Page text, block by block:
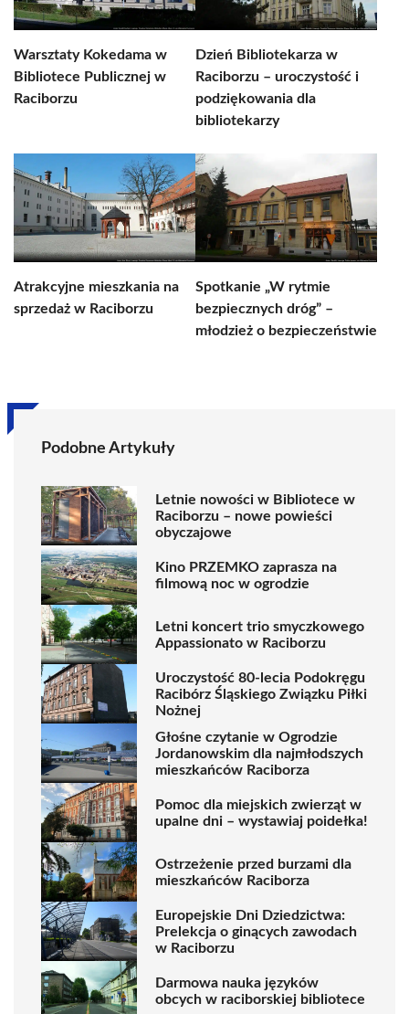
Warsztaty Kokedama w
Bibliotece Publicznej w
Raciborzu
Dzień Bibliotekarza w
Raciborzu – uroczystość i
podziękowania dla
bibliotekarzy
Atrakcyjne mieszkania na
sprzedaż w Raciborzu
Spotkanie „W rytmie
bezpiecznych dróg” –
młodzież o bezpieczeństwie
Podobne Artykuły
Letnie nowości w Bibliotece w
Raciborzu – nowe powieści
obyczajowe
Kino PRZEMKO zaprasza na
filmową noc w ogrodzie
Letni koncert trio smyczkowego
Appassionato w Raciborzu
Uroczystość 80-lecia Podokręgu
Racibórz Śląskiego Związku Piłki
Nożnej
Głośne czytanie w Ogrodzie
Jordanowskim dla najmłodszych
mieszkańców Raciborza
Pomoc dla miejskich zwierząt w
upalne dni – wystawiaj poidełka!
Ostrzeżenie przed burzami dla
mieszkańców Raciborza
Europejskie Dni Dziedzictwa:
Prelekcja o ginących zawodach
w Raciborzu
Darmowa nauka języków
obcych w raciborskiej bibliotece